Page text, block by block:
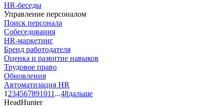
HR-беседы
Управление персоналом
Поиск персонала
Собеседования
HR-маркетинг
Бренд работодателя
Оценка и развитие навыков
Трудовое право
Обновления
Автоматизация HR
1 234567891011 ...48дальше
HeadHunter